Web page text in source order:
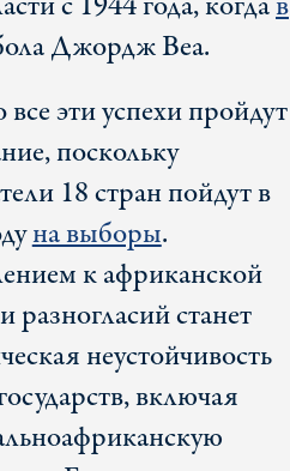
Джордж Веа.
эти успехи пройдут
поскольку
18 стран пойдут в
на выборы.
к африканской
разногласий станет
неустойчивость
включая